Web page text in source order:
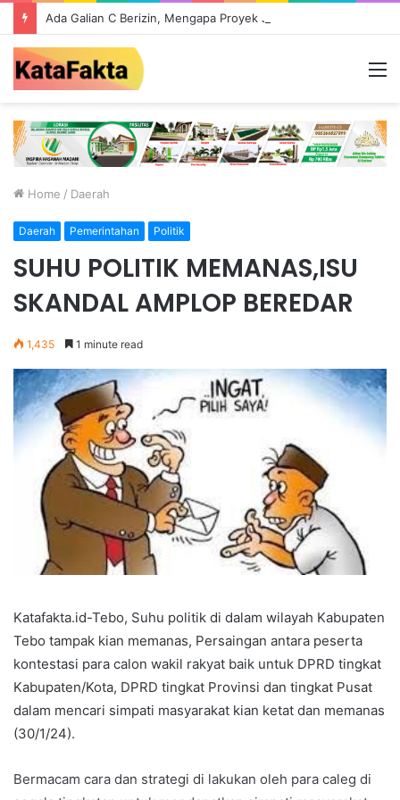
Home / Daerah
Daerah Pemerintahan Politik
SUHU POLITIK MEMANAS,ISU
SKANDAL AMPLOP BEREDAR
1,435 1 minute read
Katafakta.id-Tebo, Suhu politik di dalam wilayah Kabupaten
Tebo tampak kian memanas, Persaingan antara peserta
kontestasi para calon wakil rakyat baik untuk DPRD tingkat
Kabupaten/Kota, DPRD tingkat Provinsi dan tingkat Pusat
dalam mencari simpati masyarakat kian ketat dan memanas
(30/1/24).
Bermacam cara dan strategi di lakukan oleh para caleg di